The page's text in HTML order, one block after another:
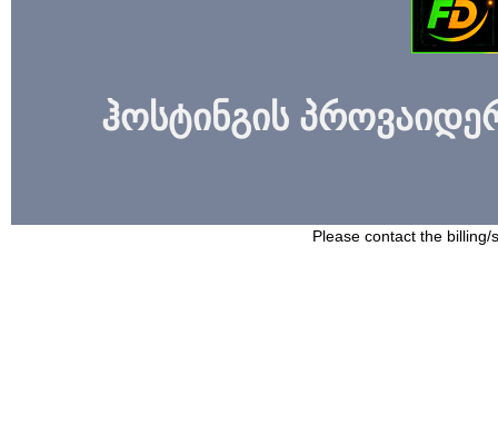
ჰოსტინგის
Please contact the